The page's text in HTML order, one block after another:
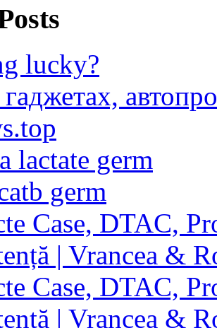
lucky?
lactate germ
germ
Case, DTAC,
| Vrancea &
Case, DTAC,
| Vrancea &